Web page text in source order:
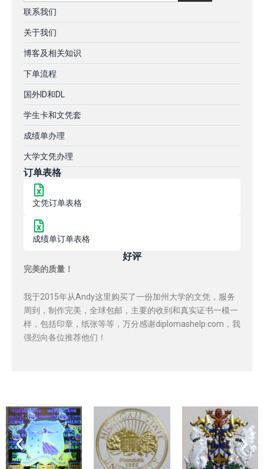
联系我们
关于我们
博客及相关知识
下单流程
国外ID和DL
学生卡和文凭套
成绩单办理
大学文凭办理
订单表格
文凭订单表格
成绩单订单表格
好评
完美的质量！
我于2015年从Andy这里购买了一份加州大学的文凭，服务
周到，制作完美，全球包邮，主要的收到和真实证书一模一
样，包括印章，纸张等等，万分感谢diplomashelp.com，我
强烈向各位推荐他们！